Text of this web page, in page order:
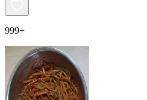
999+